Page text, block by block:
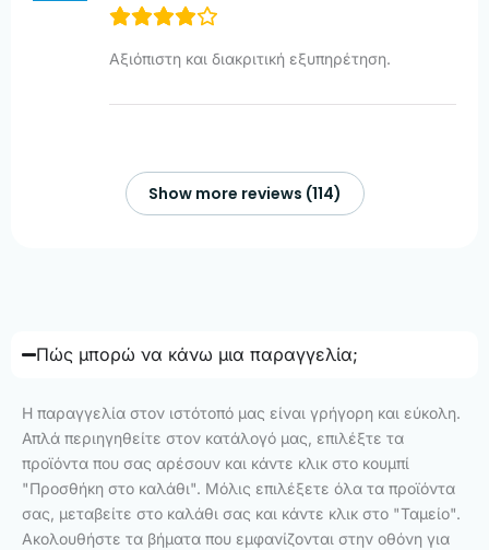
Αξιόπιστη και διακριτική εξυπηρέτηση.
Show more reviews (114)
Πώς μπορώ να κάνω μια παραγγελία;
Η παραγγελία στον ιστότοπό μας είναι γρήγορη και εύκολη.
Απλά περιηγηθείτε στον κατάλογό μας, επιλέξτε τα
προϊόντα που σας αρέσουν και κάντε κλικ στο κουμπί
"Προσθήκη στο καλάθι". Μόλις επιλέξετε όλα τα προϊόντα
σας, μεταβείτε στο καλάθι σας και κάντε κλικ στο "Ταμείο".
Ακολουθήστε τα βήματα που εμφανίζονται στην οθόνη για